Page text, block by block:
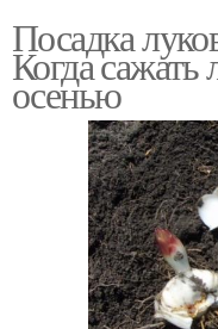
Посадка
Когда
осенью